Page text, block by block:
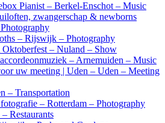
Pianist – Berkel-Enschot – Music
zwangerschap & newborns
– Rijswijk – Photography
– Nuland – Show
– Arnemuiden – Music
uw meeting | Uden – Uden – Meeting
– Transportation
– Rotterdam – Photography
Restaurants